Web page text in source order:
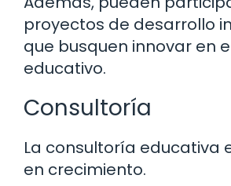
proyectos de desarrollo
que busquen innovar en
educativo.
Consultoría
La consultoría educativa
en crecimiento.